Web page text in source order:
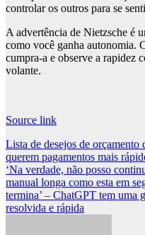
controlar os outros para se
A advertência de Nietzsche é
como você ganha autonomia.
cumpra-a e observe a rapidez
volante.
Source link
Post
navigation
Lista de desejos de
querem pagamentos mais
‘Na verdade, não posso
manual longa como esta em
termina’ – ChatGPT tem uma
resolvida e rápida